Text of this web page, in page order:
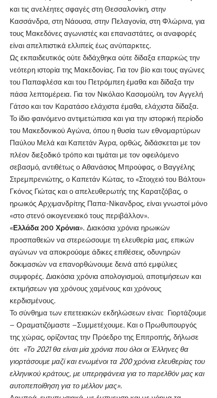
και τις ανελέητες σφαγές στη Θεσσαλονίκη, στην
Κασσάνδρα, στη Νάουσα, στην Πελαγονία, στη Φλώρινα, για
τους Μακεδόνες αγωνιστές και επαναστάτες, οι αναφορές
είναι απελπιστικά ελλιπείς έως ανύπαρκτες.
Ως εκπαιδευτικός ούτε διδάχθηκα ούτε δίδαξα επαρκώς την
νεότερη ιστορία της Μακεδονίας. Για τον βίο και τους αγώνες
του Παπαφλέσα και του Πετρόμπεη έμαθα και δίδαξα την
πάσα λεπτομέρεια. Για τον Νικόλαο Κασομούλη, τον Αγγελή
Γάτσο και τον Καρατάσο ελάχιστα έμαθα, ελάχιστα δίδαξα.
Το ίδιο φαινόμενο αντιμετώπισα και για την ιστορική περίοδο
του Μακεδονικού Αγώνα, όπου η θυσία των εθνομαρτύρων
Παύλου Μελά και Καπετάν Άγρα, ορθώς, διδάσκεται με τον
πλέον διεξοδικό τρόπο και τιμάται με τον οφειλόμενο
σεβασμό, αντιθέτως ο Αθανάσιος Μπρούφας, ο Βαγγέλης
Στρεμπρενιώτης, ο Καπετάν Κώτας, το «Στοιχειό του Βάλτου»
Γκόνος Γιώτας και ο απελευθερωτής της Καρατζόβας, ο
ηρωικός Αρχιμανδρίτης Παπα-Νίκανδρος, είναι γνωστοί μόνο
«στο στενό οικογενειακό τους περιβάλλον».
«Ελλάδα 200 Χρόνια». Διακόσια χρόνια ηρωικών
προσπαθειών να στερεώσουμε τη ελευθερία μας, επικών
αγώνων να αποκρούομε άδικες επιθέσεις, οδυνηρών
δοκιμασιών να επανορθώνουμε δεινά από εμφύλιες
συμφορές. Διακόσια χρόνια απολογισμού, αποτιμήσεων και
εκτιμήσεων για χρόνους χαμένους και χρόνους
κερδισμένους.
Το σύνθημα των επετειακών εκδηλώσεων είναι: Γιορτάζουμε
– Οραματιζόμαστε –Συμμετέχουμε. Και ο Πρωθυπουργός
της χώρας, ορίζοντας την Πρόεδρο της Επιτροπής, δήλωσε
ότι: «Το 2021 θα είναι μία χρόνια που όλοι οι Έλληνες θα
γιορτάσουμε μαζί και ενωμένοι τα 200 χρόνια ελευθερίας του
ελληνικού κράτους, με υπερηφάνεια για το παρελθόν μας και
αυτοπεποίθηση για το μέλλον μας».